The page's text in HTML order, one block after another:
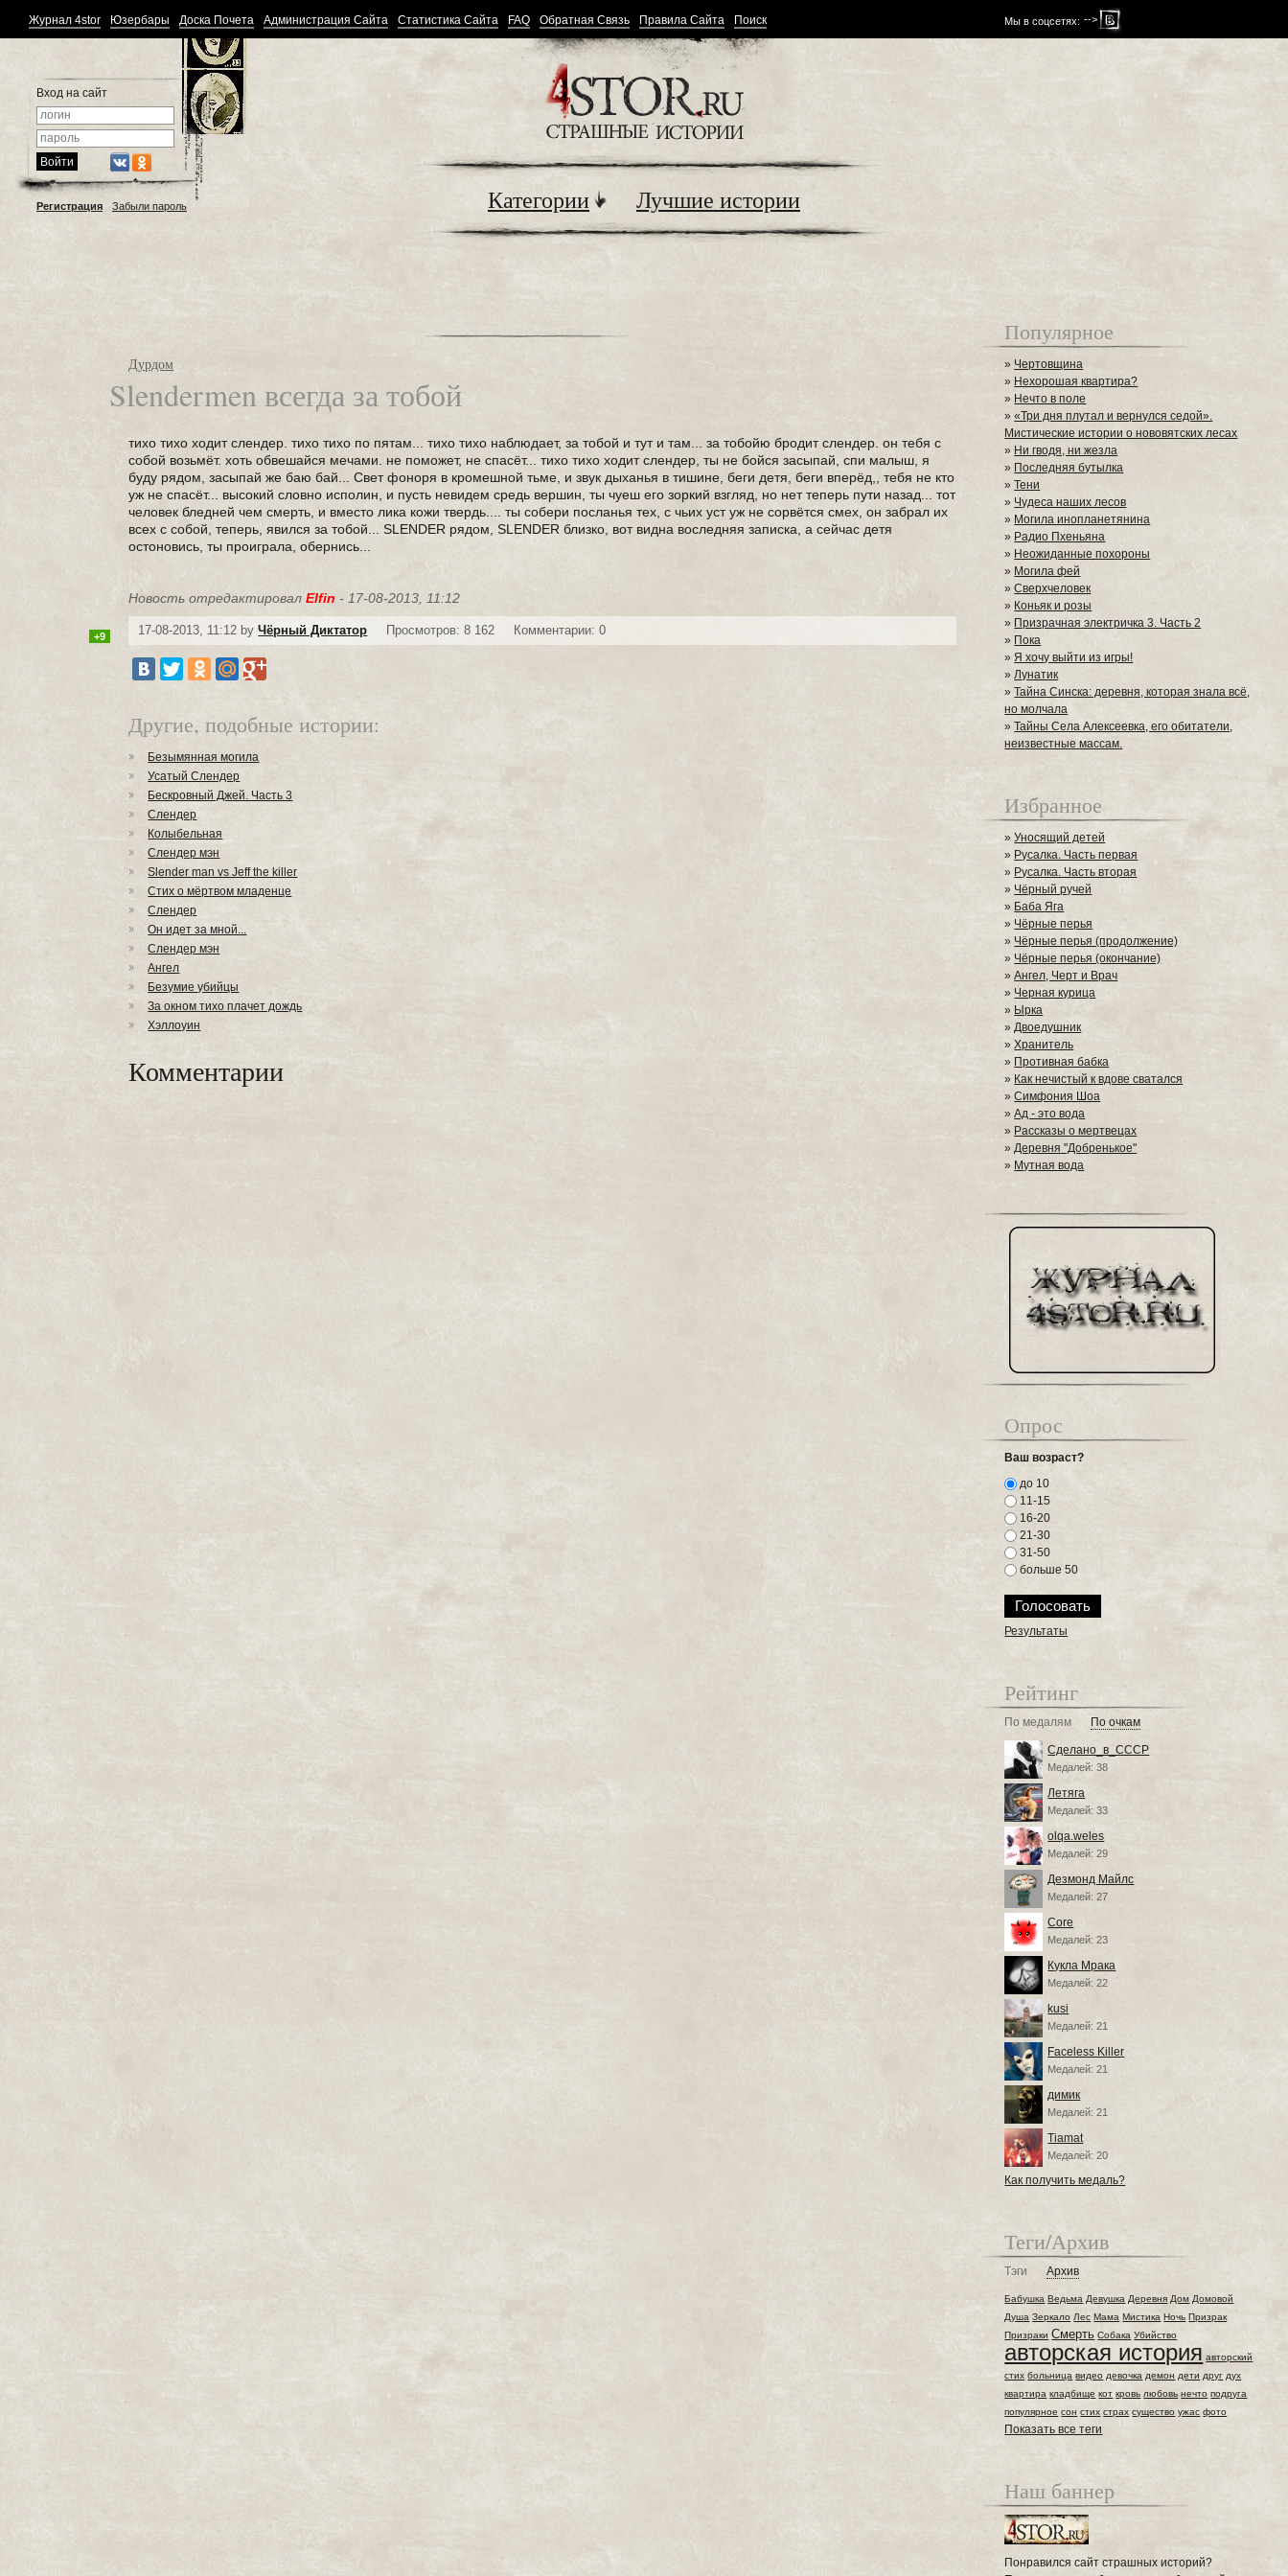
Мы в соцсетях: -->
Журнал 4stor Юзербары Доска Почета Администрация Сайта Статистика Сайта FAQ Обратная Связь Правила Сайта Поиск
Вход на сайт
Регистрация Забыли пароль Категории Лучшие истории
Дурдом
Slendermen всегда за тобой
тихо тихо ходит слендер. тихо тихо по пятам... тихо тихо наблюдает, за тобой и тут и там... за тобойю бродит слендер. он тебя с
собой возьмёт. хоть обвешайся мечами. не поможет, не спасёт... тихо тихо ходит слендер, ты не бойся засыпай, спи малыш, я
буду рядом, засыпай же баю бай... Свет фоноря в кромешной тьме, и звук дыханья в тишине, беги детя, беги вперёд,, тебя не кто
уж не спасёт... высокий словно исполин, и пусть невидем средь вершин, ты чуеш его зоркий взгляд, но нет теперь пути назад... тот
человек бледней чем смерть, и вместо лика кожи твердь.... ты собери посланья тех, с чьих уст уж не сорвётся смех, он забрал их
всех с собой, теперь, явился за тобой... SLENDER рядом, SLENDER близко, вот видна воследняя записка, а сейчас детя
остоновись, ты проиграла, обернись...
Новость отредактировалElfin - 17-08-2013, 11:12
17-08-2013, 11:12 byЧёрный Диктатор Просмотров: 8 162 Комментарии: 0
+9
Другие, подобные истории:
Безымянная могила
Усатый Слендер
Бескровный Джей. Часть 3
Слендер
Колыбельная
Слендер мэн
Slender man vs Jeff the killer
Стих о мёртвом младенце
Слендер
Он идет за мной...
Слендер мэн
Ангел
Безумие убийцы
За окном тихо плачет дождь
Хэллоуин
Комментарии
Популярное
» Чертовщина
» Нехорошая квартира?
» Нечто в поле
»«Три дня плутал и вернулся седой».
Мистические истории о нововятских лесах
» Ни гводя, ни жезла
» Последняя бутылка
»Тени
» Чудеса наших лесов
» Могила инопланетянина
» Радио Пхеньяна
» Неожиданные похороны
» Могила фей
»Сверхчеловек
» Коньяк и розы
» Призрачная электричка 3. Часть 2
» Пока
»Я хочу выйти из игры!
»Лунатик
»Тайна Синска: деревня, которая знала всё,
но молчала
»Тайны Села Алексеевка, его обитатели,
неизвестные массам.
Избранное
»Уносящий детей
» Русалка. Часть первая
» Русалка. Часть вторая
» Чёрный ручей
» Баба Яга
»Чёрные перья
» Чёрные перья (продолжение)
» Чёрные перья (окончание)
»Ангел, Черт и Врач
» Черная курица
» Ырка
»Двоедушник
»Хранитель
» Противная бабка
» Как нечистый к вдове сватался
»Симфония Шоа
»Ад - это вода
» Рассказы о мертвецах
»Деревня "Добренькое"
» Мутная вода
Опрос
Ваш возраст?
до 10
11-15
16-20
21-30
31-50
больше 50
Результаты
Рейтинг
По медалям По очкам
Сделано_в_СССР
Медалей: 38
Летяга
Медалей: 33
olqa.weles
Медалей: 29
Дезмонд Майлс
Медалей: 27
Core
Медалей: 23
Кукла Мрака
Медалей: 22
kusi
Медалей: 21
Faceless Killer
Медалей: 21
димик
Медалей: 21
Tiamat
Медалей: 20
Как получить медаль?
Теги/Архив
Тэги Архив
Бабушка Ведьма Девушка Деревня Дом Домовой
Душа Зеркало Лес Мама Мистика Ночь Призрак
Призраки Смерть Собака Убийство
авторская история авторский
стих больница видео девочка демон дети друг дух
квартира кладбище кот кровь любовь нечто подруга
популярное сон стих страх существо ужас фото
Показать все теги
Наш баннер
Понравился сайт страшных историй?